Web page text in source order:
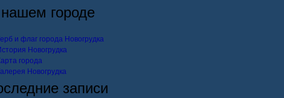
городе
и флаг города Новогрудка
Новогрудка
города
Новогрудка
записи